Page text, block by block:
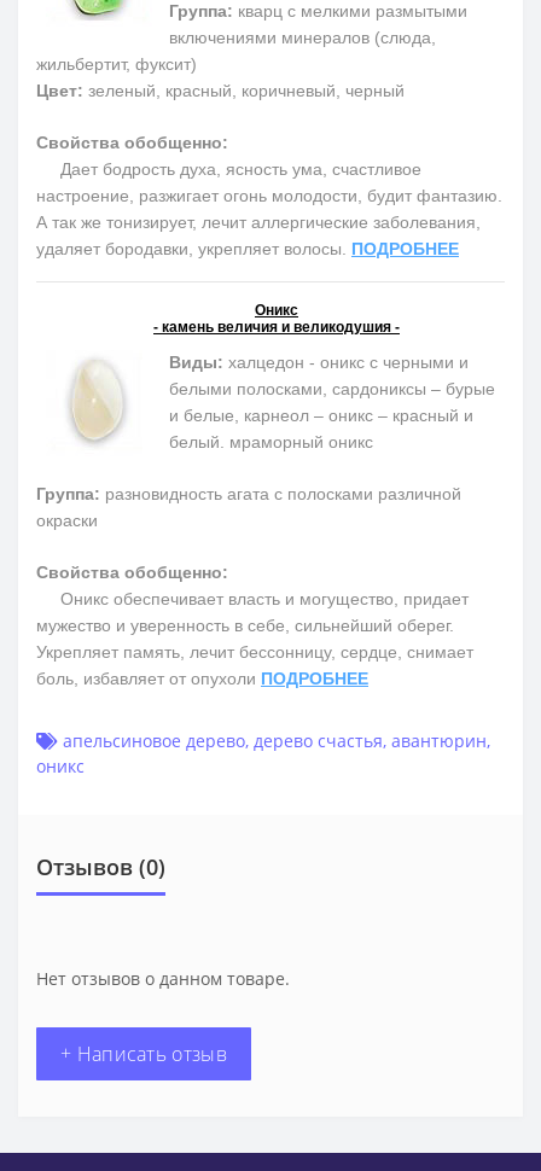
Группа: кварц с мелкими размытыми
включениями минералов (слюда,
жильбертит, фуксит)
Цвет: зеленый, красный, коричневый, черный
Свойства обобщенно:
Дает бодрость духа, ясность ума, счастливое
настроение, разжигает огонь молодости, будит фантазию.
А так же тонизирует, лечит аллергические заболевания,
удаляет бородавки, укрепляет волосы. ПОДРОБНЕЕ
Оникс
- камень величия и великодушия -
Виды: халцедон - оникс с черными и
белыми полосками, сардониксы – бурые
и белые, карнеол – оникс – красный и
белый. мраморный оникс
Группа: разновидность агата с полосками различной
окраски
Свойства обобщенно:
Оникс обеспечивает власть и могущество, придает
мужество и уверенность в себе, сильнейший оберег.
Укрепляет память, лечит бессонницу, сердце, снимает
боль, избавляет от опухоли ПОДРОБНЕЕ
апельсиновое дерево, дерево счастья, авантюрин,
оникс
Отзывов (0)
Нет отзывов о данном товаре.
+ Написать отзыв